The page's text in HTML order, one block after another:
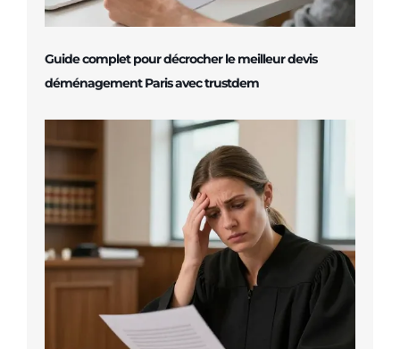
Guide complet pour décrocher le meilleur devis
déménagement Paris avec trustdem